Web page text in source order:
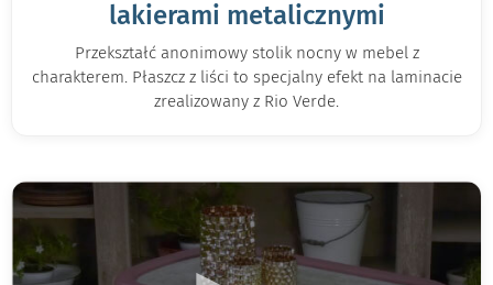
lakierami metalicznymi
Przekształć anonimowy stolik nocny w mebel z
charakterem. Płaszcz z liści to specjalny efekt na laminacie
zrealizowany z Rio Verde.